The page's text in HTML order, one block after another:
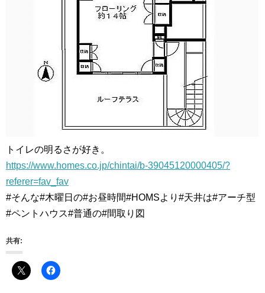
トイレの明るさが好き。
https://www.homes.co.jp/chintai/b-39045120000405/?
referer=fav_fav
#そんな#木曜日の#お昼時間#HOMSより#天井は#アーチ型
#ペントハウス#普通の#間取り図
共有: